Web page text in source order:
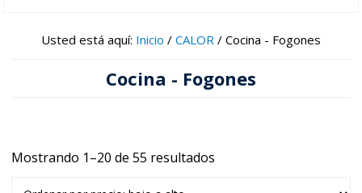
Voltaje
Usted está aquí: Inicio / CALOR / Cocina - Fogones
Cocina - Fogones
Mostrando 1–20 de 55 resultados